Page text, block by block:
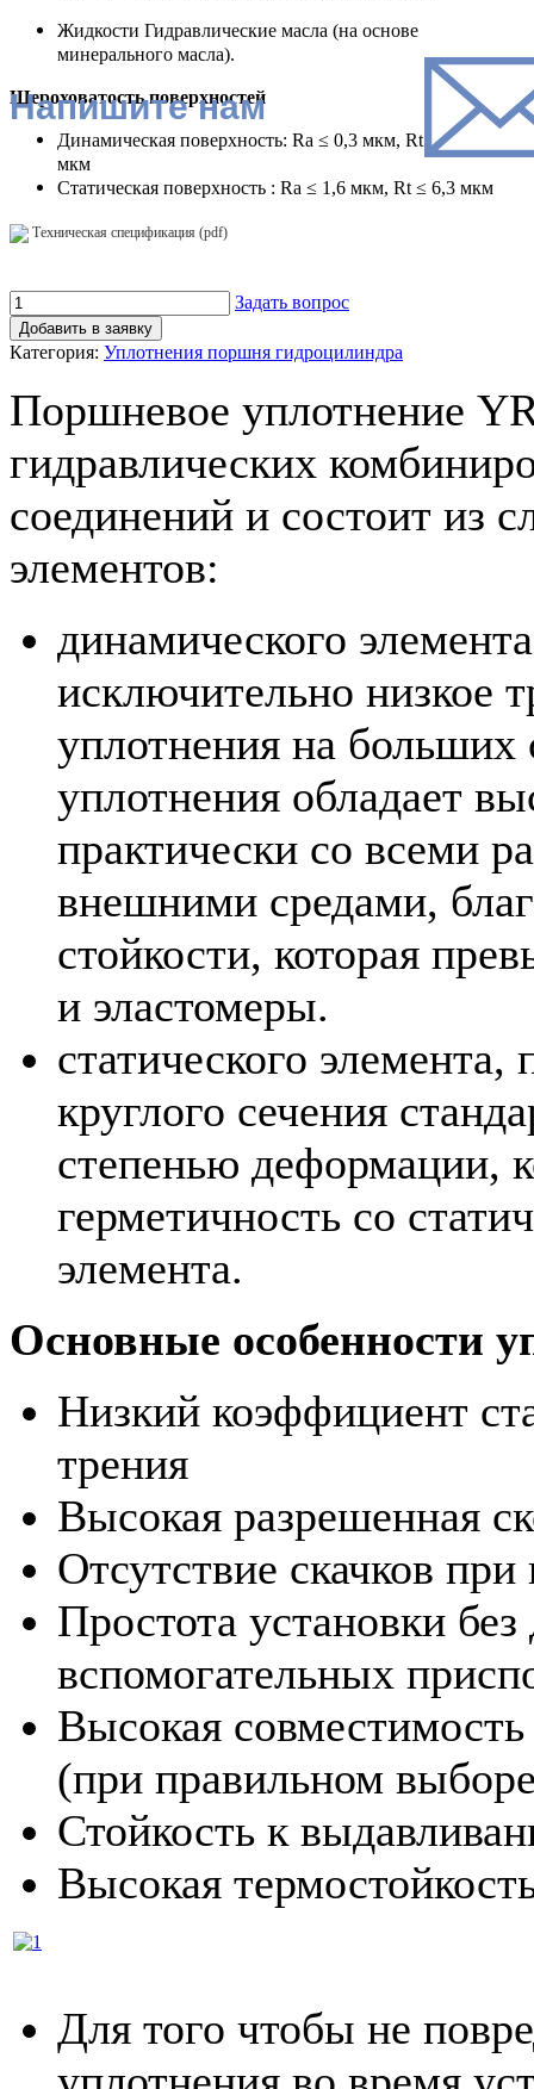
Жидкости Гидравлические масла (на основе
минерального масла).
Шероховатость поверхностей
Динамическая поверхность: Ra ≤ 0,3 мкм, Rt ≤ 2,5
мкм
Статическая поверхность : Ra ≤ 1,6 мкм, Rt ≤ 6,3 мкм
Техническая спецификация (pdf)
Задать вопрос
Добавить в заявку
Категория: Уплотнения поршня гидроцилиндра
Поршневое уплотнение
гидравлических
соединений и состоит из
элементов:
динамического
исключительно низкое
уплотнения на больших
уплотнения обладает
практически со всеми
внешними средами,
стойкости, которая
и эластомеры.
статического
круглого сечения
степенью деформации,
герметичность со
элемента.
Основные особенности
Низкий коэффициент
трения
Высокая разрешенная
Отсутствие скачков
Простота установки
вспомогательных
Высокая
(при правильном
Стойкость к
Высокая
Для того чтобы не
Напишите нам